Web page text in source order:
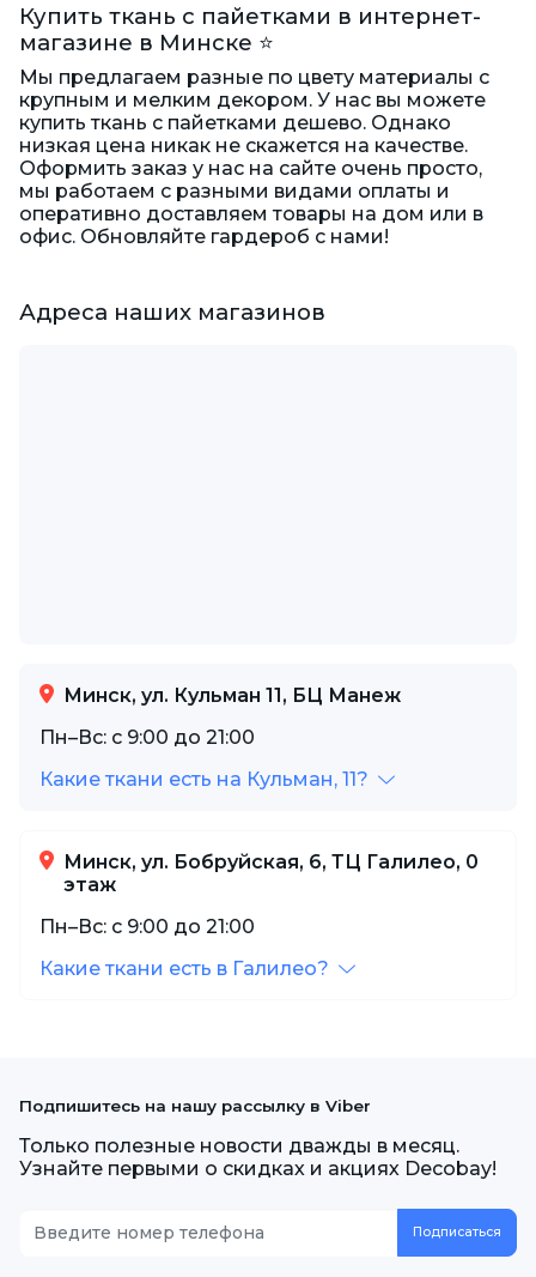
Купить ткань с пайетками в интернет-
магазине в Минске ⭐️
Мы предлагаем разные по цвету материалы с
крупным и мелким декором. У нас вы можете
купить ткань с пайетками дешево. Однако
низкая цена никак не скажется на качестве.
Оформить заказ у нас на сайте очень просто,
мы работаем с разными видами оплаты и
оперативно доставляем товары на дом или в
офис. Обновляйте гардероб с нами!
Адреса наших магазинов
Минск, ул. Кульман 11, БЦ Манеж
Пн–Вс: с 9:00 до 21:00
Какие ткани есть на Кульман, 11?
Минск, ул. Бобруйская, 6, ТЦ Галилео, 0
этаж
Пн–Вс: с 9:00 до 21:00
Какие ткани есть в Галилео?
Подпишитесь на нашу рассылку в Viber
Только полезные новости дважды в месяц.
Узнайте первыми о скидках и акциях Decobay!